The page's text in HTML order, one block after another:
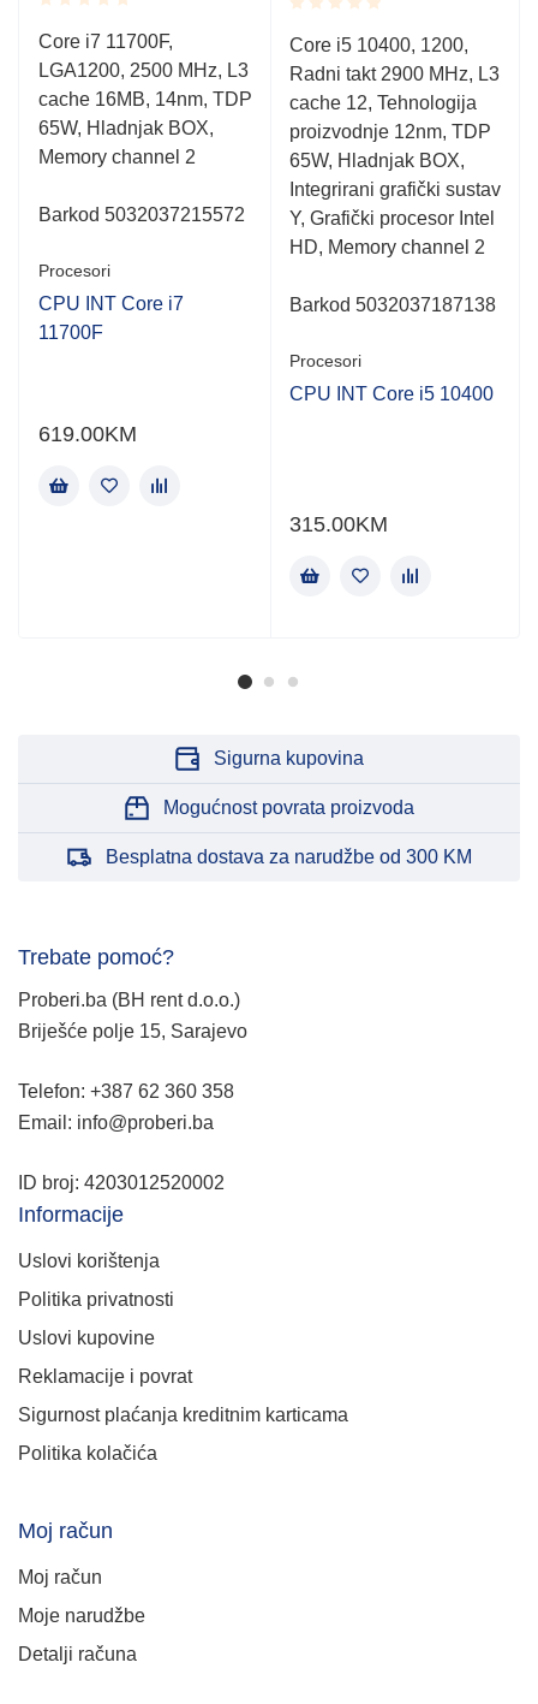
Rated
0.001
out
5
Core i7 11700F,
LGA1200, 2500 MHz, L3
cache 16MB, 14nm, TDP
65W, Hladnjak BOX,
Memory channel 2
Barkod 5032037215572
Procesori
CPU INT Core i7
11700F
619.00KM
Rated
0.001
out
5
Core i5 10400, 1200,
Radni takt 2900 MHz, L3
cache 12, Tehnologija
proizvodnje 12nm, TDP
65W, Hladnjak BOX,
Integrirani grafički sustav
Y, Grafički procesor Intel
HD, Memory channel 2
Barkod 5032037187138
Procesori
CPU INT Core i5 10400
315.00KM
Sigurna kupovina
Mogućnost povrata proizvoda
Besplatna dostava za narudžbe od 300 KM
Trebate pomoć?
Proberi.ba (BH rent d.o.o.)
Briješće polje 15, Sarajevo
Telefon: +387 62 360 358
Email: info@proberi.ba
ID broj: 4203012520002
Informacije
Uslovi korištenja
Politika privatnosti
Uslovi kupovine
Reklamacije i povrat
Sigurnost plaćanja kreditnim karticama
Politika kolačića
Moj račun
Moj račun
Moje narudžbe
Detalji računa